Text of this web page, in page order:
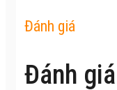
Đánh giá
Đánh giá